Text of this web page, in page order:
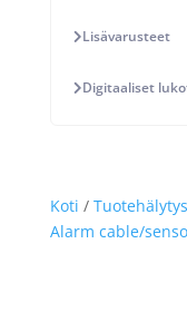
Lisävarusteet
Digitaaliset
Koti / Tuotehälytys
Alarm cable/